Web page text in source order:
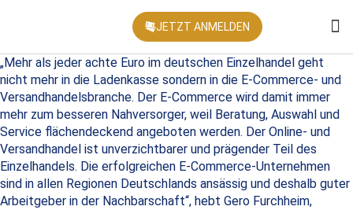
JETZT ANMELDEN
„Mehr als jeder achte Euro im deutschen Einzelhandel geht
nicht mehr in die Ladenkasse sondern in die E-Commerce- und
Versandhandelsbranche. Der E-Commerce wird damit immer
mehr zum besseren Nahversorger, weil Beratung, Auswahl und
Service flächendeckend angeboten werden. Der Online- und
Versandhandel ist unverzichtbarer und prägender Teil des
Einzelhandels. Die erfolgreichen E-Commerce-Unternehmen
sind in allen Regionen Deutschlands ansässig und deshalb guter
Arbeitgeber in der Nachbarschaft“, hebt Gero Furchheim,